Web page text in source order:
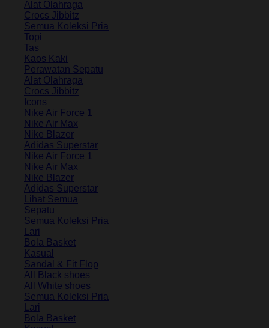
Alat Olahraga
Crocs Jibbitz
Semua Koleksi Pria
Topi
Tas
Kaos Kaki
Perawatan Sepatu
Alat Olahraga
Crocs Jibbitz
Icons
Nike Air Force 1
Nike Air Max
Nike Blazer
Adidas Superstar
Nike Air Force 1
Nike Air Max
Nike Blazer
Adidas Superstar
Lihat Semua
Sepatu
Semua Koleksi Pria
Lari
Bola Basket
Kasual
Sandal & Fit Flop
All Black shoes
All White shoes
Semua Koleksi Pria
Lari
Bola Basket